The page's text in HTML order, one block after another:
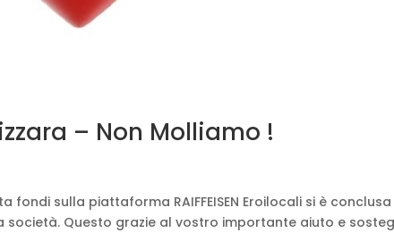
– Non Molliamo !
sulla piattaforma RAIFFEISEN Eroilocali si è
Questo grazie al vostro importante aiuto e